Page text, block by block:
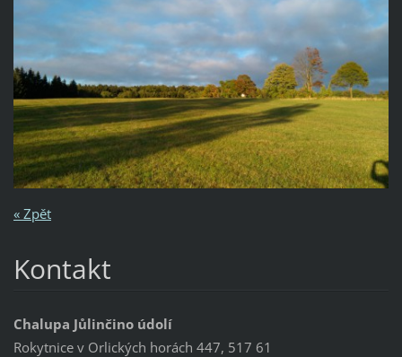
« Zpět
Kontakt
Chalupa Jůlinčino údolí
Rokytnice v Orlických horách 447, 517 61